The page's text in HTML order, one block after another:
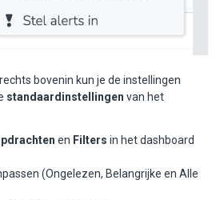
bovenin kun je de instellingen
standaardinstellingen van het
en Filters in het dashboard
(Ongelezen, Belangrijke en Alle